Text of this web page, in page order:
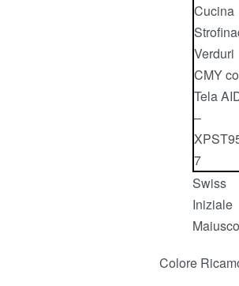
Swiss
Iniziale
Colore